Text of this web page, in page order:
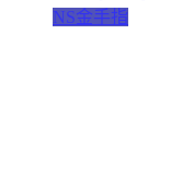
NS金手指